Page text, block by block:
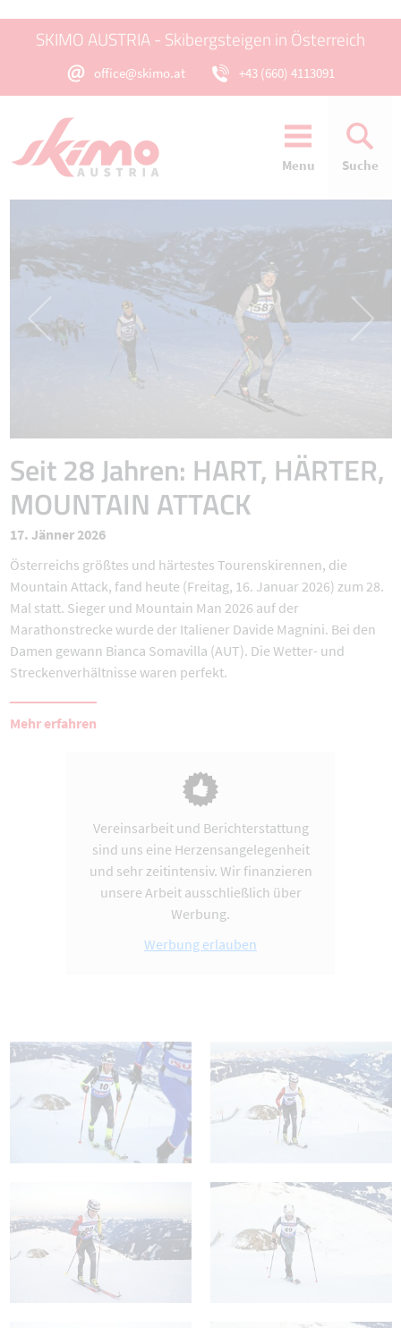
SKIMO AUSTRIA - Skibergsteigen in Österreich
office@skimo.at +43 (660) 4113091
Menu Suche
Seit 28 Jahren: HART, HÄRTER,
MOUNTAIN ATTACK
17. Jänner 2026
Österreichs größtes und härtestes Tourenskirennen, die
Mountain Attack, fand heute (Freitag, 16. Januar 2026) zum 28.
Mal statt. Sieger und Mountain Man 2026 auf der
Marathonstrecke wurde der Italiener Davide Magnini. Bei den
Damen gewann Bianca Somavilla (AUT). Die Wetter- und
Streckenverhältnisse waren perfekt.
Mehr erfahren
Vereinsarbeit und Berichterstattung
sind uns eine Herzensangelegenheit
und sehr zeitintensiv. Wir finanzieren
unsere Arbeit ausschließlich über
Werbung.
Werbung erlauben